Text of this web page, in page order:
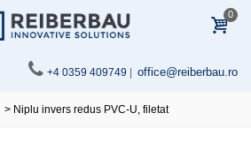
0
+4 0359 409749 office@reiberbau.ro
> Niplu invers redus PVC-U, filetat